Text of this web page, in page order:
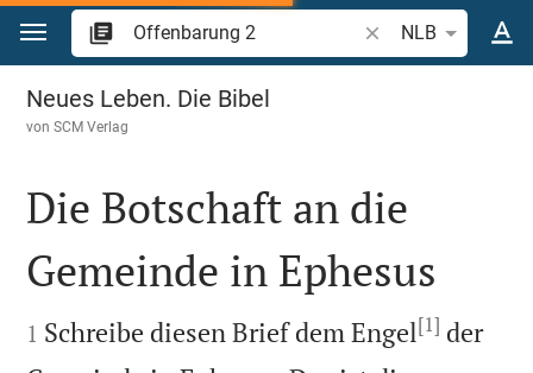
Zum Inhalt springen
Bibelstelle oder
NLB
Offenbarung 2
Neues Leben. Die Bibel
vonSCM Verlag

Die Botschaft an die
Gemeinde in Ephesus

1 Schreibe diesen Brief dem Engel[1] der